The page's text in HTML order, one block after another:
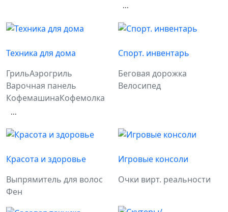
...
Техника для дома
ГрильАэрогриль
Варочная панель
КофемашинаКофемолка
...
Спорт. инвентарь
Беговая дорожка
Велосипед
Красота и здоровье
Выпрямитель для волос
Фен
Игровые консоли
Очки вирт. реальности